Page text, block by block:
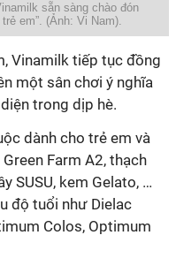
sẵn sàng chào đón
em”. (Ảnh: Vi Nam).
Vinamilk tiếp tục đồng
một sân chơi ý nghĩa
trong dịp hè.
dành cho trẻ em và
Farm A2, thạch
SUSU, kem Gelato, …
độ tuổi như Dielac
Colos, Optimum